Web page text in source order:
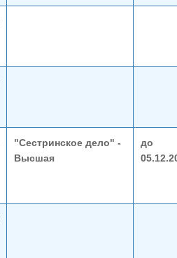
"Сестринское дело" -
Высшая
до